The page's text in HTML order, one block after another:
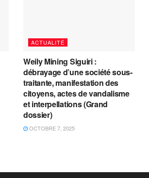
ACTUALITÉ
Weily Mining Siguiri :
débrayage d’une société sous-
traitante, manifestation des
citoyens, actes de vandalisme
et interpellations (Grand
dossier)
OCTOBRE 7, 2025